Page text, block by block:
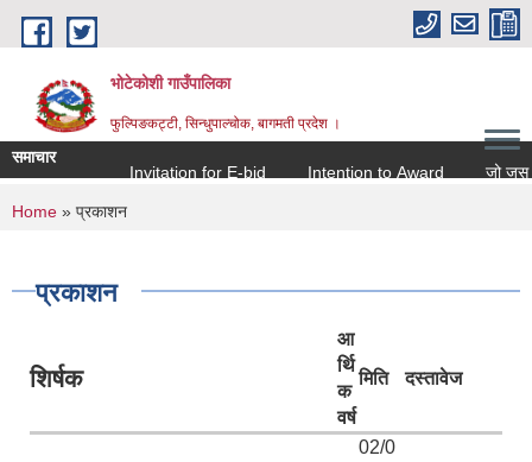
Skip to main content
भोटेकोशी गाउँपालिका
फुल्पिङकट्टी, सिन्धुपाल्चोक, बागमती प्रदेश ।
समाचार
Invitation for E-bid
Intention to Award जो जस संग
You are here
Home » प्रकाशन
प्रकाशन
शिर्षक
आ
र्थि
क
वर्ष
मिति दस्तावेज
02/0